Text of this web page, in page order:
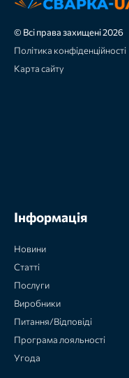
© Всі права захищені 2026
Політика конфіденційності
Карта сайту
Інформація
Новини
Статті
Послуги
Виробники
Питання/Відповіді
Програма лояльності
Угода